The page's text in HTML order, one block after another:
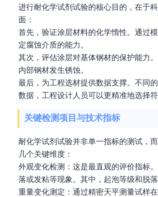
进行耐化学试剂试验的核心目的，在于
面：
首先，验证涂层材料的化学惰性。通过
定腐蚀介质的能力。
其次，评估涂层对基体钢材的保护能力
内部钢材发生锈蚀。
最后，为工程选材提供数据支撑。不同
数据，工程设计人员可以更精准地选择
关键检测项目与技术指标
耐化学试剂试验并非单一指标的测试，
几个关键维度：
外观变化检测：这是最直观的评价指标
落或发粘等现象。其中，起泡等级和脱
重量变化测定：通过精密天平测量试样